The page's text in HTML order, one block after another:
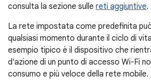
consulta la sezione sulle reti aggiuntive.
La rete impostata come predefinita
qualsiasi momento durante il ciclo di
esempio tipico è il dispositivo che
d'azione di un punto di accesso Wi-Fi
consumo e più veloce della rete mobile.